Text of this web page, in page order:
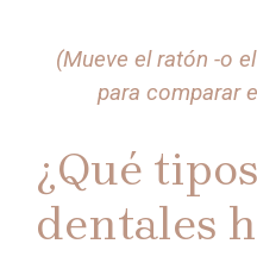
(Mueve el ratón -o
para comparar
¿Qué
dentales